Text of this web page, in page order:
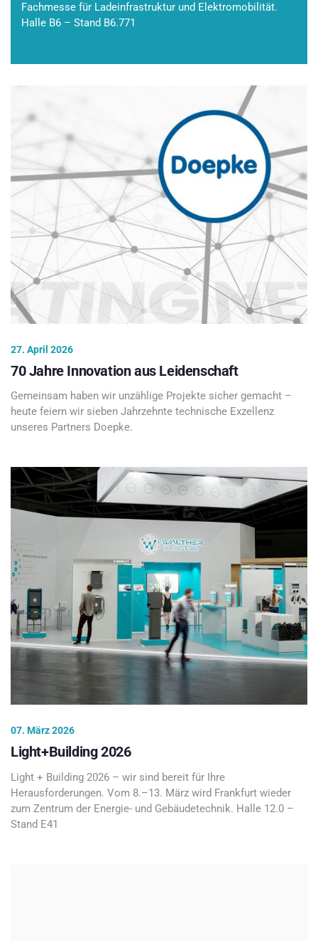
Fachmesse für Ladeinfrastruktur und Elektromobilität.
Halle B6 – Stand B6.771
27. April 2026
70 Jahre Innovation aus Leidenschaft
Gemeinsam haben wir unzählige Projekte sicher gemacht –
heute feiern wir sieben Jahrzehnte technische Exzellenz
unseres Partners Doepke.
07. März 2026
Light+Building 2026
Light + Building 2026 – wir sind bereit für Ihre
Herausforderungen. Vom 8.–13. März wird Frankfurt wieder
zum Zentrum der Energie- und Gebäudetechnik. Halle 12.0 –
Stand E41